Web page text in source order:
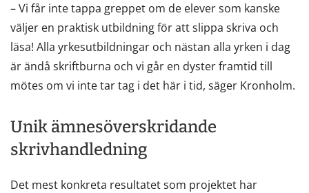
– Vi får inte tappa greppet om de elever som kanske
väljer en praktisk utbildning för att slippa skriva och
läsa! Alla yrkesutbildningar och nästan alla yrken i dag
är ändå skriftburna och vi går en dyster framtid till
mötes om vi inte tar tag i det här i tid, säger Kronholm.
Unik ämnesöverskridande
skrivhandledning
Det mest konkreta resultatet som projektet har